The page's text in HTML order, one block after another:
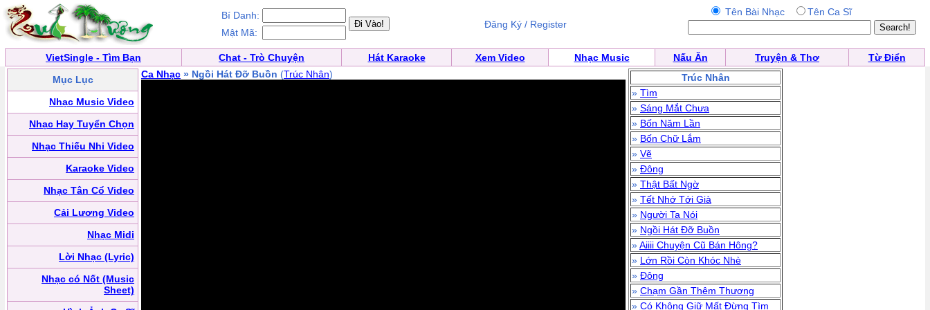
Bí Danh:
Mật Mã:
Đăng Ký / Register
Tên Bài Nhạc Tên Ca Sĩ
VietSingle - Tìm Bạn Chat - Trò Chuyện Hát Karaoke Xem Video Nhạc Music Nấu Ăn Truyện & Thơ
Từ Điển
Mục Lục
Nhạc Music Video
Nhạc Hay Tuyển Chọn
Nhạc Thiếu Nhi Video
Karaoke Video
Nhạc Tân Cổ Video
Cải Lương Video
Nhạc Midi
Lời Nhạc (Lyric)
Nhạc có Nốt (Music
Sheet)
Ca Nhạc » Ngồi Hát Đỡ Buồn (Trúc Nhân)
Trúc Nhân
» Tìm
» Sáng Mắt Chưa
» Bốn Năm Lần
» Bốn Chữ Lắm
» Vẽ
» Đông
» Thật Bất Ngờ
» Tết Nhớ Tới Già
» Người Ta Nói
» Ngồi Hát Đỡ Buồn
»Aiiii Chuyện Cũ Bán Hông?
» Lớn Rồi Còn Khóc Nhè
» Đông
» Chạm Gần Thêm Thương
» Có Không Giữ Mất Đừng Tìm